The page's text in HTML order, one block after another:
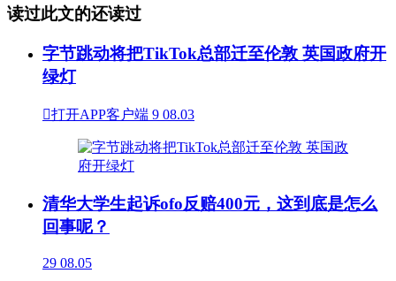
读过此文的还读过
字节跳动将把TikTok总部迁至伦敦 英国政府开
绿灯
打开APP客户端 9 08.03
清华大学生起诉ofo反赔400元，这到底是怎么
回事呢？
29 08.05